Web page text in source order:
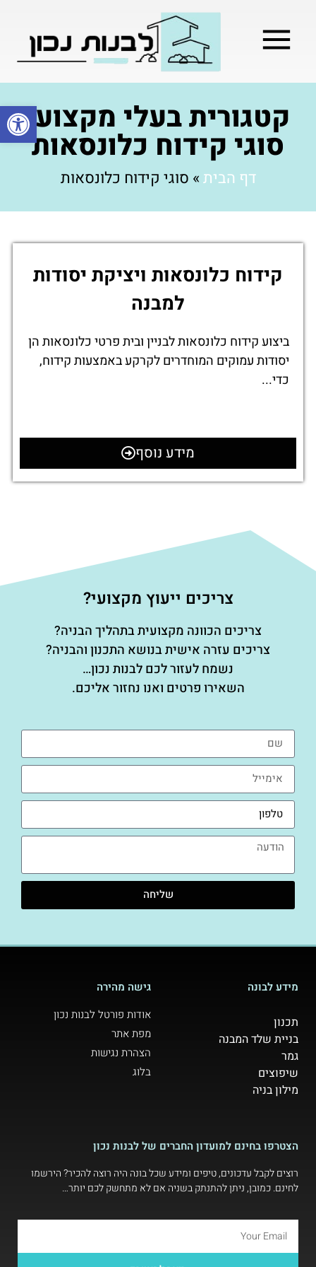
פתחקטגורית בעלי מקצוע:
סוגי קידוח כלונסאות
דף הבית» סוגי קידוח כלונסאות
קידוח כלונסאות ויציקת יסודות
למבנה
ביצוע קידוח כלונסאות לבניין ובית פרטי כלונסאות הן
יסודות עמוקים המוחדרים לקרקע באמצעות קידוח,
כדי...
מידע נוסף
צריכים ייעוץ מקצועי?
צריכים הכוונה מקצועית בתהליך הבניה?
צריכים עזרה אישית בנושא התכנון והבניה?
נשמח לעזור לכם לבנות נכון…
השאירו פרטים ואנו נחזור אליכם.
שליחה
מידע לבונה
תכנון
בניית שלד המבנה
גמר
שיפוצים
מילון בניה
גישה מהירה
אודות פורטל לבנות נכון
מפת אתר
הצהרת נגישות
בלוג
הצטרפו בחינם למועדון החברים של לבנות נכון
רוצים לקבל עדכונים, טיפים ומידע שכל בונה היה רוצה להכיר? הירשמו
לחינם. כמובן, ניתן להתנתק בשניה אם לא מתחשק לכם יותר…